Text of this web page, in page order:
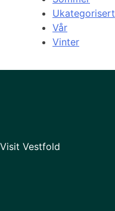
Ukategorisert
Vår
Vinter
Visit Vestfold